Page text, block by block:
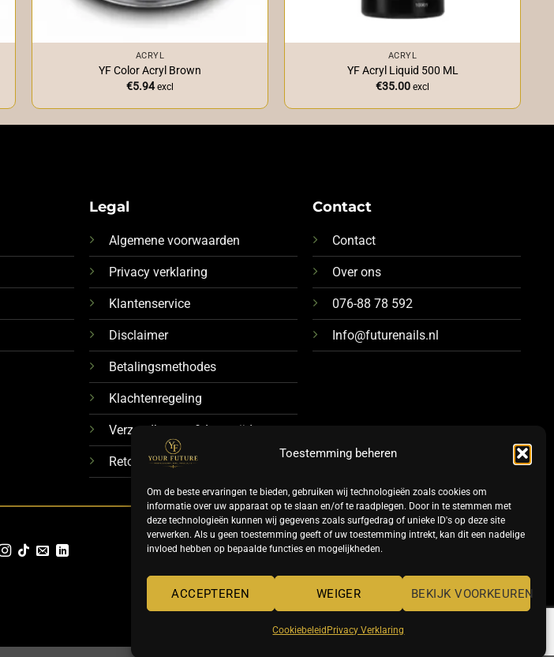
Toestemming beheren
Om de beste ervaringen te bieden, gebruiken wij technologieën zoals cookies om
informatie over uw apparaat op te slaan en/of te raadplegen. Door in te stemmen met
deze technologieën kunnen wij gegevens zoals surfgedrag of unieke ID's op deze site
verwerken. Als u geen toestemming geeft of uw toestemming intrekt, kan dit een nadelige
invloed hebben op bepaalde functies en mogelijkheden.
ACCEPTEREN WEIGER BEKIJK VOORKEUREN
Cookiebeleid Privacy Verklaring
ACRYL
YF Color Acryl Brown
€5.94 excl
ACRYL
YF Acryl Liquid 500 ML
€35.00 excl
Legal
Algemene voorwaarden
Privacy verklaring
Klantenservice
Disclaimer
Betalingsmethodes
Klachtenregeling
Verzendkosten & Levertijd
Retourbeleid
Contact
Contact
Over ons
076-88 78 592
Info@futurenails.nl
TERMS